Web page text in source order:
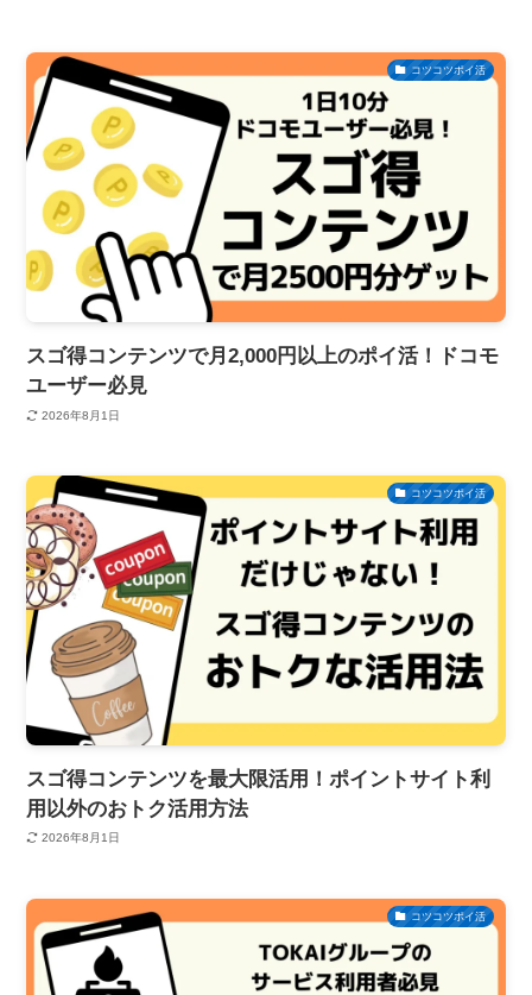
コツコツポイ活
スゴ得コンテンツで月2,000円以上のポイ活！ドコモ
ユーザー必見
2026年8月1日
コツコツポイ活
スゴ得コンテンツを最大限活用！ポイントサイト利
用以外のおトク活用方法
2026年8月1日
コツコツポイ活